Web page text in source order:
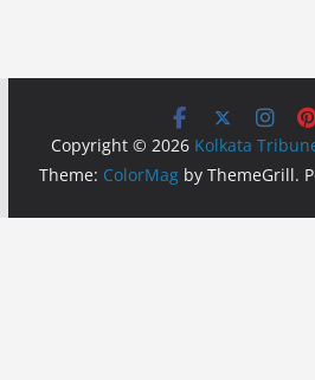
Copyright © 2026 Kolkata
Theme: ColorMagby ThemeGrill.